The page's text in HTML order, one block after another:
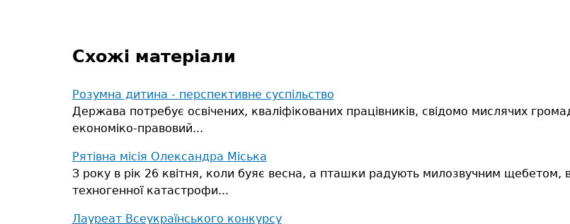
Схожі матеріали
Розумна дитина - перспективне суспільство
Держава потребує освічених, кваліфікованих працівників, свідомо мислячих
економіко-правовий...
Рятівна місія Олександра Міська
З року в рік 26 квітня, коли буяє весна, а пташки радують милозвучним щебетом,
техногенної катастрофи...
Лауреат Всеукраїнського конкурсу